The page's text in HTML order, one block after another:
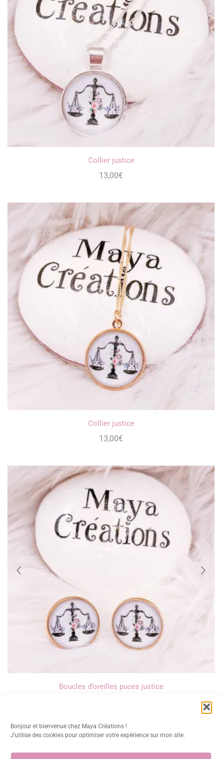
Bonjour et bienvenue chez Maya Créations !
J'utilise des cookies pour optimiser votre expérience sur mon site.
Collier justice
13,00€
Collier justice
13,00€
Boucles d’oreilles puces justice